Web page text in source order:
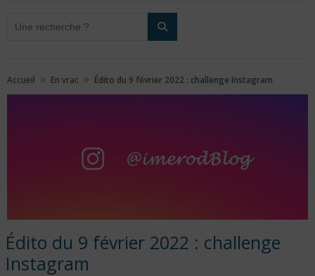
Accueil » En vrac » Édito du 9 février 2022 : challenge Instagram
Édito du 9 février 2022 : challenge
Instagram